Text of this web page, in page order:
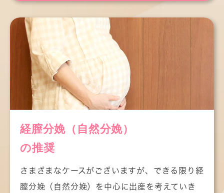
小児科外来のお知らせ
しばらくの間小児科の午後の診療開始が１５時
からとなります。
ご迷惑をお掛けしますがよろしくお願いいたし
ます。
経膣分娩（自然分娩）
の推奨
さまざまなケースがございますが、できる限り経
膣分娩（自然分娩）を中心に出産を考えていき